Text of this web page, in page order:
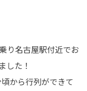
り名古屋駅付近でお
した！
から行列ができて